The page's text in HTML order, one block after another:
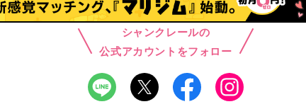
シャンクレールの
公式アカウントをフォロー